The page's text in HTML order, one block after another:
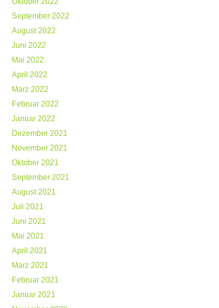
September 2022
August 2022
Juni 2022
Mai 2022
April 2022
März 2022
Februar 2022
Januar 2022
Dezember 2021
November 2021
Oktober 2021
September 2021
August 2021
Juli 2021
Juni 2021
Mai 2021
April 2021
März 2021
Februar 2021
Januar 2021